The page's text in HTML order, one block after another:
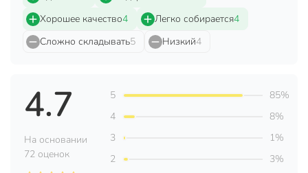
Подножка
Спинка
Размер сиденья, см
Артикул производителя
Вес в упаковке
Хорошее качество4 Легко собирается4
Сложно складывать5 Низкий4
4.7
На основании
72 оценок
5
85%
4
8%
3
1%
2
3%